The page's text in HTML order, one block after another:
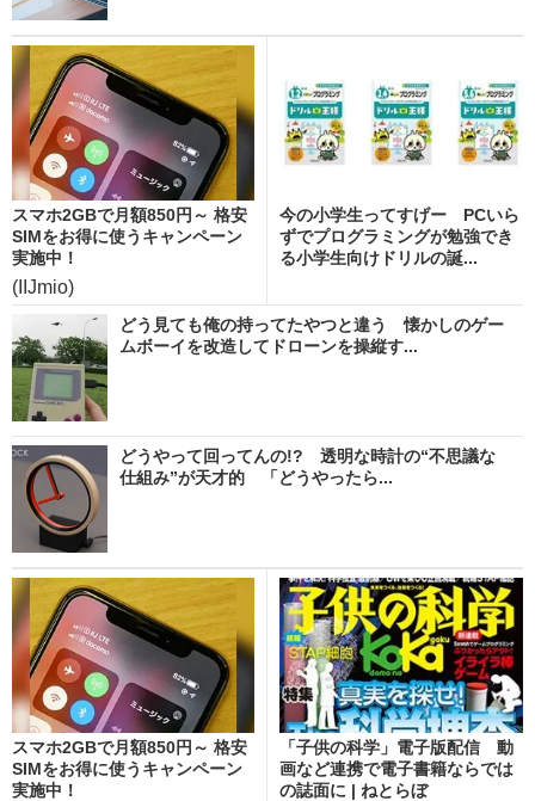
スマホ2GBで月額850円～ 格安
SIMをお得に使うキャンペーン
実施中！
(IIJmio)
今の小学生ってすげー PCいら
ずでプログラミングが勉強でき
る小学生向けドリルの誕...
どう見ても俺の持ってたやつと違う 懐かしのゲー
ムボーイを改造してドローンを操縦す...
どうやって回ってんの!? 透明な時計の“不思議な
仕組み”が天才的 「どうやったら...
スマホ2GBで月額850円～ 格安
SIMをお得に使うキャンペーン
実施中！
「子供の科学」電子版配信 動
画など連携で電子書籍ならでは
の誌面に | ねとらぼ